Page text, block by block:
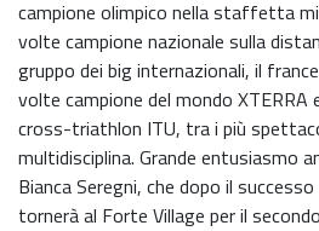
campione olimpico nella staffetta
volte campione nazionale sulla
gruppo dei big internazionali, il
volte campione del mondo XTERRA
cross-triathlon ITU, tra i più
multidisciplina. Grande entusiasmo
Bianca Seregni, che dopo il
tornerà al Forte Village per il